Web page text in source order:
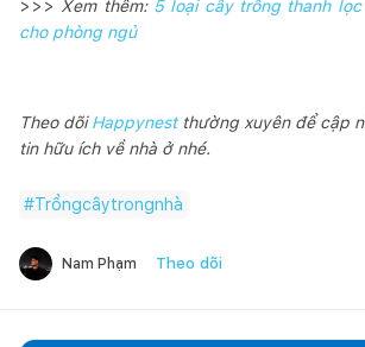
>>> Xem thêm: 5 loại cây trồng thanh
cho phòng ngủ
Theo dõiHappynestthường xuyên để cập
tin hữu ích về nhà ở nhé.
#Trồngcâytrongnhà
Nam Phạm Theo dõi